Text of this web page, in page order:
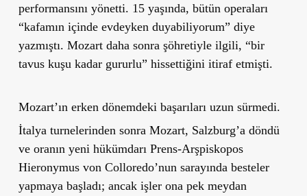
performansını yönetti. 15 yaşında, bütün operaları
“kafamın içinde evdeyken duyabiliyorum” diye
yazmıştı. Mozart daha sonra şöhretiyle ilgili, “bir
tavus kuşu kadar gururlu” hissettiğini itiraf etmişti.
Mozart’ın erken dönemdeki başarıları uzun sürmedi.
İtalya turnelerinden sonra Mozart, Salzburg’a döndü
ve oranın yeni hükümdarı Prens-Arşpiskopos
Hieronymus von Colloredo’nun sarayında besteler
yapmaya başladı; ancak işler ona pek meydan